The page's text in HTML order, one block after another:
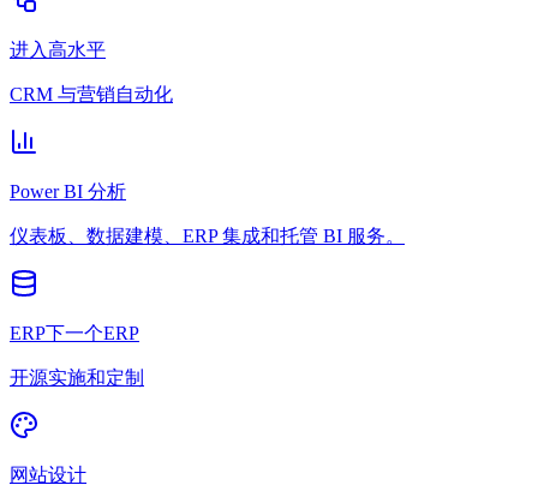
进入高水平
CRM 与营销自动化
Power BI 分析
仪表板、数据建模、ERP 集成和托管 BI 服务。
ERP下一个ERP
开源实施和定制
网站设计